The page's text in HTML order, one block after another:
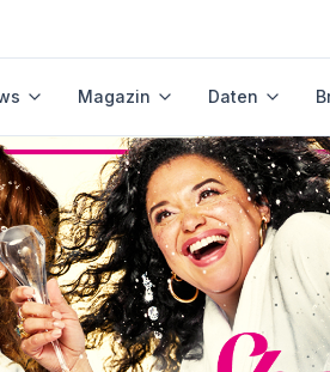
Magazin Daten